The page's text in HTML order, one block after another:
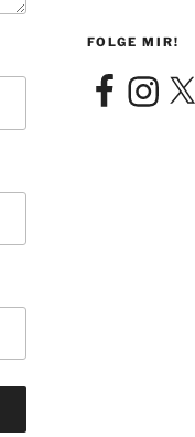
FOLGE MIR!
FacebookInstagram
X